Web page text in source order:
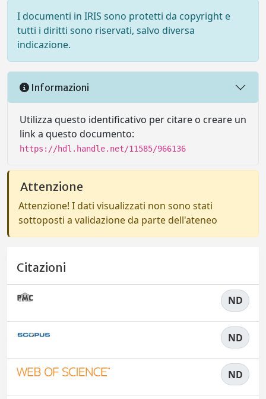
I documenti in IRIS sono protetti da copyright e
tutti i diritti sono riservati, salvo diversa
indicazione.
Informazioni
Utilizza questo identificativo per citare o creare un
link a questo documento:
https://hdl.handle.net/11585/966136
Attenzione
Attenzione! I dati visualizzati non sono stati
sottoposti a validazione da parte dell'ateneo
Citazioni
ND
ND
ND